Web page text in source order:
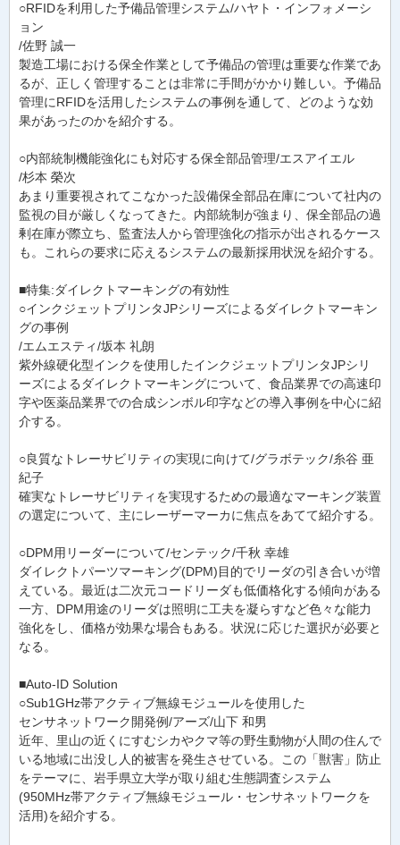
○RFIDを利用した予備品管理システム/ハヤト・インフォメーシ
ョン
/佐野 誠一
製造工場における保全作業として予備品の管理は重要な作業であ
るが、正しく管理することは非常に手間がかかり難しい。予備品
管理にRFIDを活用したシステムの事例を通して、どのような効
果があったのかを紹介する。
○内部統制機能強化にも対応する保全部品管理/エスアイエル
/杉本 榮次
あまり重要視されてこなかった設備保全部品在庫について社内の
監視の目が厳しくなってきた。内部統制が強まり、保全部品の過
剰在庫が際立ち、監査法人から管理強化の指示が出されるケース
も。これらの要求に応えるシステムの最新採用状況を紹介する。
■特集:ダイレクトマーキングの有効性
○インクジェットプリンタJPシリーズによるダイレクトマーキン
グの事例
/エムエスティ/坂本 礼朗
紫外線硬化型インクを使用したインクジェットプリンタJPシリ
ーズによるダイレクトマーキングについて、食品業界での高速印
字や医薬品業界での合成シンボル印字などの導入事例を中心に紹
介する。
○良質なトレーサビリティの実現に向けて/グラボテック/糸谷 亜
紀子
確実なトレーサビリティを実現するための最適なマーキング装置
の選定について、主にレーザーマーカに焦点をあてて紹介する。
○DPM用リーダーについて/センテック/千秋 幸雄
ダイレクトパーツマーキング(DPM)目的でリーダの引き合いが増
えている。最近は二次元コードリーダも低価格化する傾向がある
一方、DPM用途のリーダは照明に工夫を凝らすなど色々な能力
強化をし、価格が効果な場合もある。状況に応じた選択が必要と
なる。
■Auto-ID Solution
○Sub1GHz帯アクティブ無線モジュールを使用した
センサネットワーク開発例/アーズ/山下 和男
近年、里山の近くにすむシカやクマ等の野生動物が人間の住んで
いる地域に出没し人的被害を発生させている。この「獣害」防止
をテーマに、岩手県立大学が取り組む生態調査システム
(950MHz帯アクティブ無線モジュール・センサネットワークを
活用)を紹介する。